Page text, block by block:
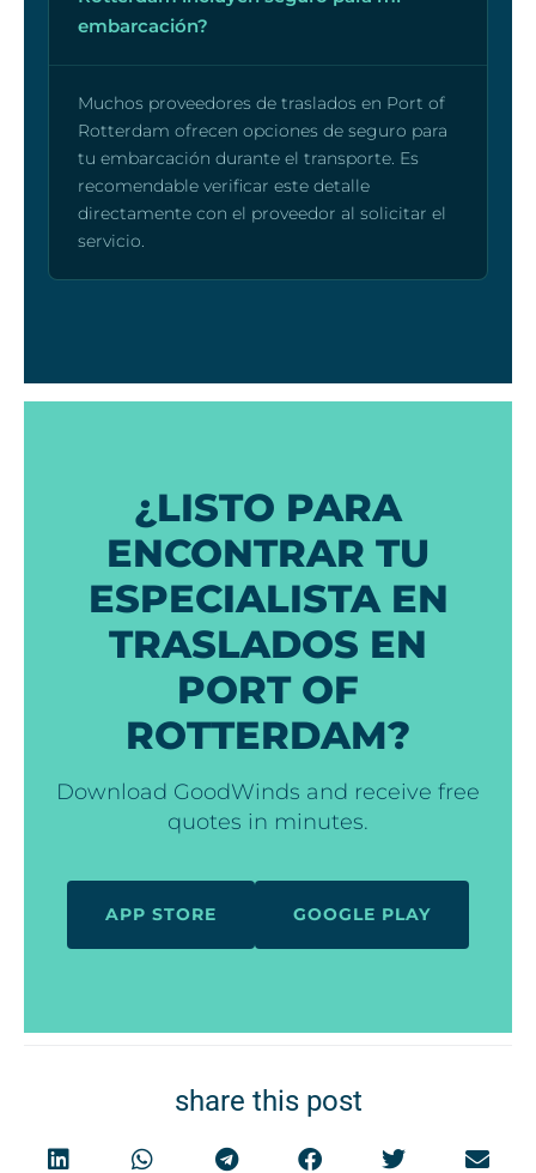
embarcación?
Muchos proveedores de traslados en Port of
Rotterdam ofrecen opciones de seguro para
tu embarcación durante el transporte. Es
recomendable verificar este detalle
directamente con el proveedor al solicitar el
servicio.
¿LISTO PARA
ENCONTRAR TU
ESPECIALISTA EN
TRASLADOS EN
PORT OF
ROTTERDAM?
Download GoodWinds and receive free
quotes in minutes.
APP STORE GOOGLE PLAY
share this post